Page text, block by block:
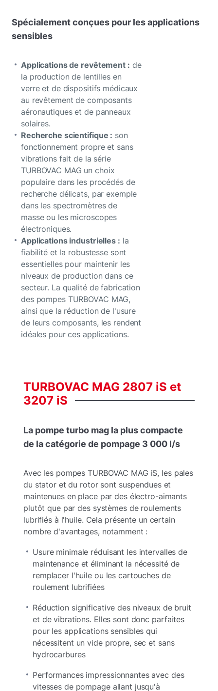
Spécialement conçues pour les applications
sensibles
Applications de revêtement : de
la production de lentilles en
verre et de dispositifs médicaux
au revêtement de composants
aéronautiques et de panneaux
solaires.
Recherche scientifique : son
fonctionnement propre et sans
vibrations fait de la série
TURBOVAC MAG un choix
populaire dans les procédés de
recherche délicats, par exemple
dans les spectromètres de
masse ou les microscopes
électroniques.
Applications industrielles : la
fiabilité et la robustesse sont
essentielles pour maintenir les
niveaux de production dans ce
secteur. La qualité de fabrication
des pompes TURBOVAC MAG,
ainsi que la réduction de l'usure
de leurs composants, les rendent
idéales pour ces applications.
TURBOVAC MAG 2807 iS et
3207 iS
La pompe turbo mag la plus compacte
de la catégorie de pompage 3 000 l/s
Avec les pompes TURBOVAC MAG iS, les pales
du stator et du rotor sont suspendues et
maintenues en place par des électro-aimants
plutôt que par des systèmes de roulements
lubrifiés à l'huile. Cela présente un certain
nombre d'avantages, notamment :
Usure minimale réduisant les intervalles de
maintenance et éliminant la nécessité de
remplacer l'huile ou les cartouches de
roulement lubrifiées
Réduction significative des niveaux de bruit
et de vibrations. Elles sont donc parfaites
pour les applications sensibles qui
nécessitent un vide propre, sec et sans
hydrocarbures
Performances impressionnantes avec des
vitesses de pompage allant jusqu'à